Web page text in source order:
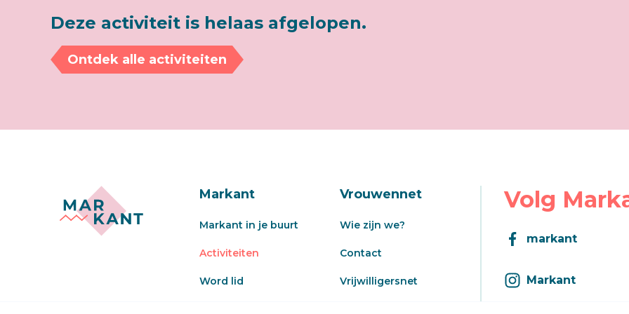
Deze activiteit is helaas afgelopen.
Ontdek alle activiteiten
Markant
Markant in je buurt
Activiteiten
Word lid
Vrouwennet
Wie zijn we?
Contact
Vrijwilligersnet
Volg
markant
Markant